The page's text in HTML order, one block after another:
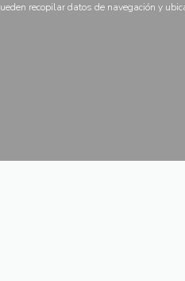
recopilar datos de navegación y